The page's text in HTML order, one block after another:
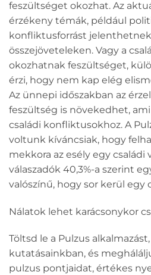
feszültséget okozhat. Az
érzékeny témák, például
konfliktusforrást jelenthetnek
összejöveteleken. Vagy a
okozhatnak feszültséget,
érzi, hogy nem kap elég
Az ünnepi időszakban az
feszültség is növekedhet,
családi konfliktusokhoz. A
voltunk kíváncsiak, hogy
mekkora az esély egy családi
válaszadók 40,3%-a szerint
valószínű, hogy sor kerül egy
Nálatok lehet karácsonykor
Töltsd le a Pulzus
kutatásainkban, és
pulzus pontjaidat, értékes